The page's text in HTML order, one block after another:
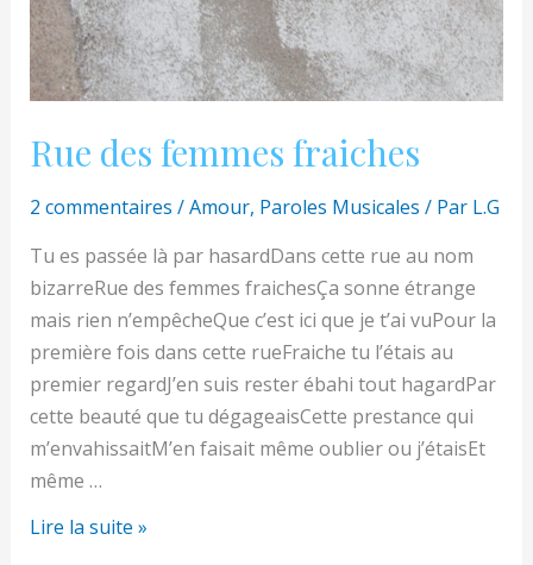
Rue des femmes fraiches
2 commentaires /Amour, Paroles Musicales / Par L.G
Tu es passée là par hasardDans cette rue au nom
bizarreRue des femmes fraichesÇa sonne étrange
mais rien n’empêcheQue c’est ici que je t’ai vuPour la
première fois dans cette rueFraiche tu l’étais au
premier regardJ’en suis rester ébahi tout hagardPar
cette beauté que tu dégageaisCette prestance qui
m’envahissaitM’en faisait même oublier ou j’étaisEt
même …
Rue
Lire la suite »